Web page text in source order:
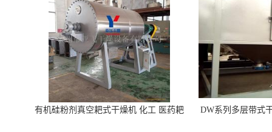
有机硅粉剂真空耙式干燥机 化工 医药耙
DW系列多层带式